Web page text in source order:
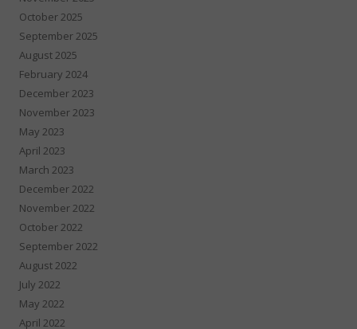
October 2025
September 2025
August 2025
February 2024
December 2023
November 2023
May 2023
April 2023
March 2023
December 2022
November 2022
October 2022
September 2022
August 2022
July 2022
May 2022
April 2022